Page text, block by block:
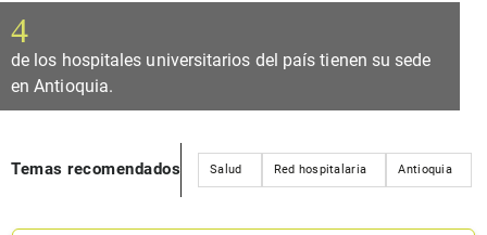
4
de los hospitales universitarios del país tienen su sede
en Antioquia.
Temas recomendados Salud Red hospitalaria Antioquia